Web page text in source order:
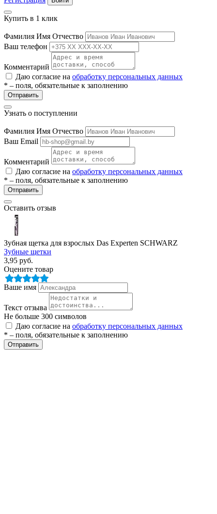
Купить в 1 клик
Фамилия Имя Отчество
Ваш телефон
Комментарий
Даю согласие на обработку персональных данных
* – поля, обязательные к заполнению
Отправить
Узнать о поступлении
Фамилия Имя Отчество
Ваш Email
Комментарий
Даю согласие на обработку персональных данных
* – поля, обязательные к заполнению
Отправить
Оставить отзыв
Зубная щетка для взрослых Das Experten SCHWARZ
Зубные щетки
3,95 руб.
Оцените товар
Ваше имя
Текст отзыва
Не больше 300 символов
Даю согласие на обработку персональных данных
* – поля, обязательные к заполнению
Отправить